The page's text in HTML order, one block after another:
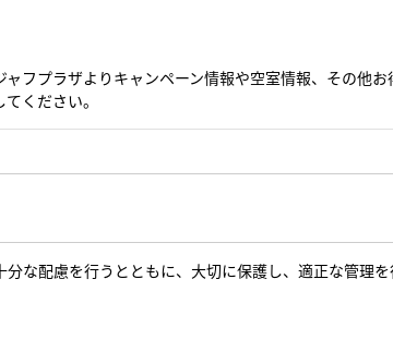
フプラザよりキャンペーン情報や空室情報、その他
ください。
な配慮を行うとともに、大切に保護し、適正な管理